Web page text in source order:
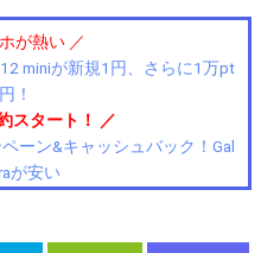
が熱い ／
miniが新規1円、さらに1万pt
！
スタート！ ／
ーン&キャッシュバック！Gal
が安い